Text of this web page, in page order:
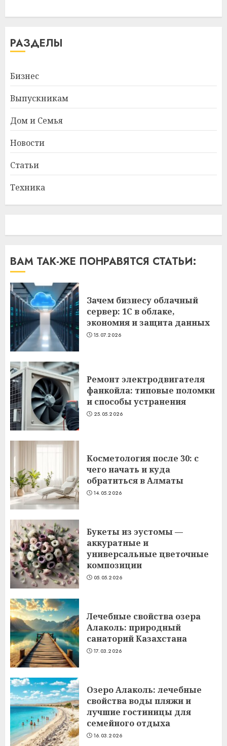
РАЗДЕЛЫ
Бизнес
Выпускникам
Дом и Семья
Новости
Статьи
Техника
ВАМ ТАК-ЖЕ ПОНРАВЯТСЯ СТАТЬИ:
Зачем бизнесу облачный
сервер: 1С в облаке,
экономия и защита данных
15.07.2026
Ремонт электродвигателя
фанкойла: типовые поломки
и способы устранения
25.05.2026
Косметология после 30: с
чего начать и куда
обратиться в Алматы
14.05.2026
Букеты из эустомы —
аккуратные и
универсальные цветочные
композиции
05.05.2026
Лечебные свойства озера
Алаколь: природный
санаторий Казахстана
17.03.2026
Озеро Алаколь: лечебные
свойства воды пляжи и
лучшие гостиницы для
семейного отдыха
16.03.2026